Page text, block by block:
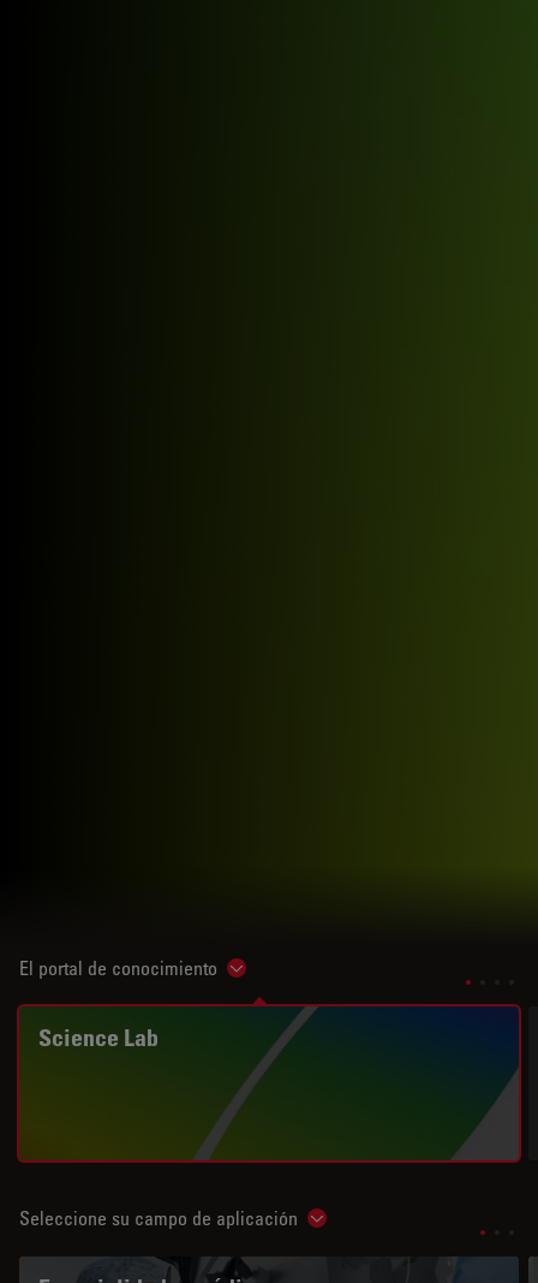
El portal de conocimiento Show subnavigation
Science Lab
Seleccione su campo de aplicación Show subnavigation